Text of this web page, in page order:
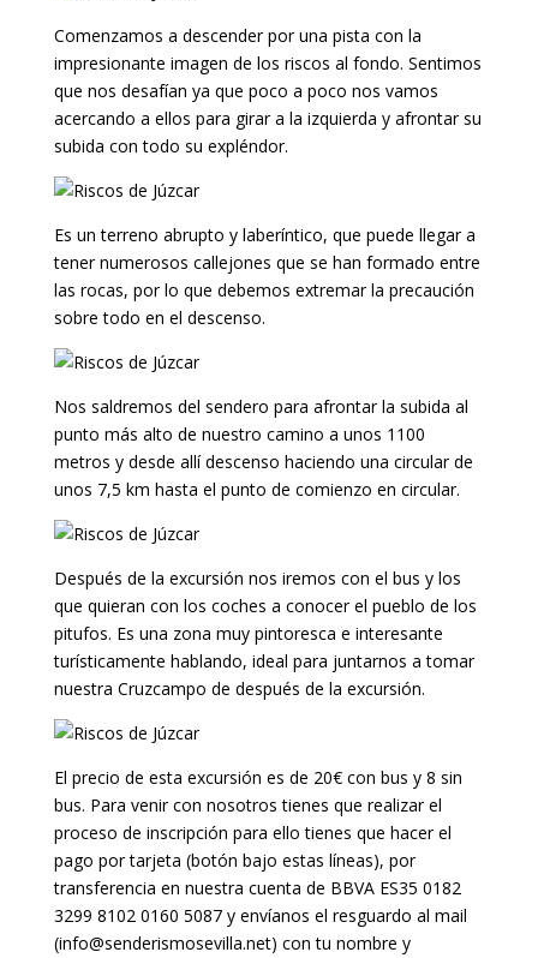
Comenzamos a descender por una pista con la
impresionante imagen de los riscos al fondo. Sentimos
que nos desafían ya que poco a poco nos vamos
acercando a ellos para girar a la izquierda y afrontar su
subida con todo su expléndor.
Es un terreno abrupto y laberíntico, que puede llegar a
tener numerosos callejones que se han formado entre
las rocas, por lo que debemos extremar la precaución
sobre todo en el descenso.
Nos saldremos del sendero para afrontar la subida al
punto más alto de nuestro camino a unos 1100
metros y desde allí descenso haciendo una circular de
unos 7,5 km hasta el punto de comienzo en circular.
Después de la excursión nos iremos con el bus y los
que quieran con los coches a conocer el pueblo de los
pitufos. Es una zona muy pintoresca e interesante
turísticamente hablando, ideal para juntarnos a tomar
nuestra Cruzcampo de después de la excursión.
El precio de esta excursión es de 20€ con bus y 8 sin
bus. Para venir con nosotros tienes que realizar el
proceso de inscripción para ello tienes que hacer el
pago por tarjeta (botón bajo estas líneas), por
transferencia en nuestra cuenta de BBVA ES35 0182
3299 8102 0160 5087 y envíanos el resguardo al mail
(info@senderismosevilla.net) con tu nombre y